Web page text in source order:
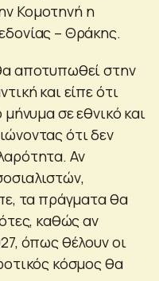
Κομοτηνή η
– Θράκης.
αποτυπωθεί στην
και είπε ότι
σε εθνικό και
ότι δεν
Αν
τα πράγματα θα
καθώς αν
όπως θέλουν οι
κόσμος θα